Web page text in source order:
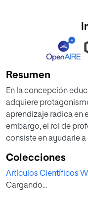
Resumen
En la concepción
adquiere
aprendizaje radica en
embargo, el rol de
consiste en ayudarle
realidad social. La
Dewey por su intento
epistemológico,
Colecciones
Artículos Científicos
Cargando...